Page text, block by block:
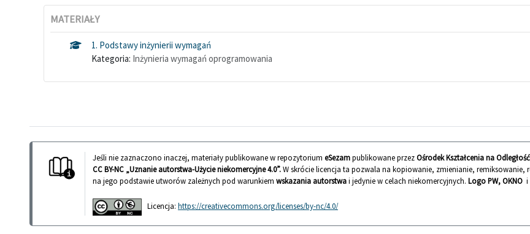
MATERIAŁY
1. Podstawy inżynierii wymagań
Kategoria: Inżynieria wymagań oprogramowania
Jeśli nie zaznaczono inaczej, materiały publikowane w repozytorium eSezampublikowane przezOśrodek Kształcenia na
CC BY-NC „Uznanie autorstwa-Użycie niekomercyjne 4.0”.W skrócie licencja ta pozwala na kopiowanie, zmienianie,
na jego podstawie utworów zależnych pod warunkiem wskazania autorstwai jedynie w celach niekomercyjnych. Logo PW, OKNO i
Licencja: https://creativecommons.org/licenses/by-nc/4.0/